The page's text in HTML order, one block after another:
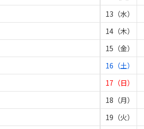
13（水）
14（木）
15（金）
16（土）
17（日）
18（月）
19（火）